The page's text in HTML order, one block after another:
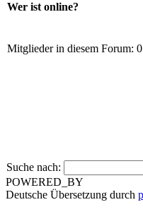
Wer ist online?
Mitglieder in diesem Forum:
Suche nach:
POWERED_BY
Deutsche Übersetzung durch